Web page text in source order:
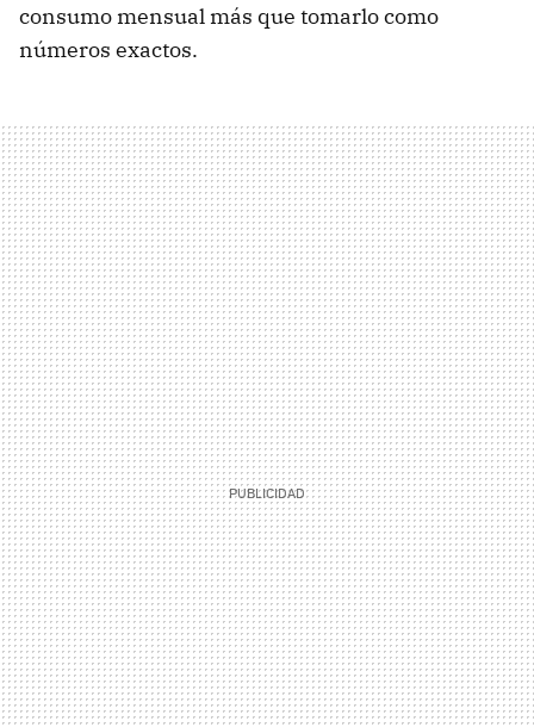
consumo mensual más que tomarlo como
números exactos.